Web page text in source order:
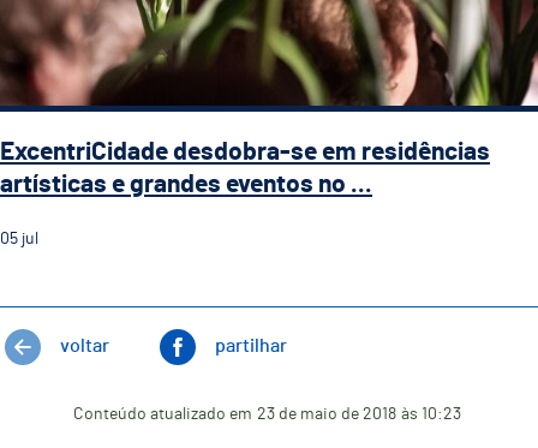
ExcentriCidade desdobra-se em residências
artísticas e grandes eventos no ...
05 jul
voltar partilhar
Conteúdo atualizado em 23 de maio de 2018 às 10:23